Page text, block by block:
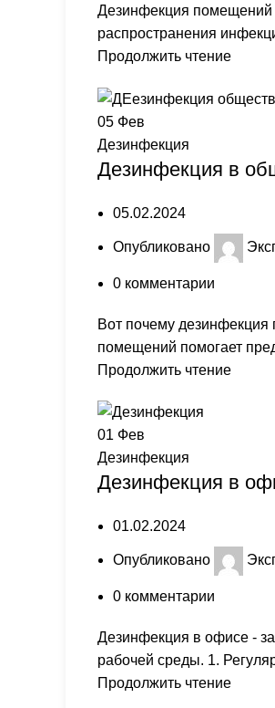
Дезинфекция помещений
распространения
Продолжить чтение
05 Фев
Дезинфекция
Дезинфекция в
05.02.2024
Опубликовано
0 комментарии
Вот почему
помещений помогает
Продолжить чтение
01 Фев
Дезинфекция
Дезинфекция в
01.02.2024
Опубликовано
0 комментарии
Дезинфекция в офисе -
рабочей среды. 1.
Продолжить чтение